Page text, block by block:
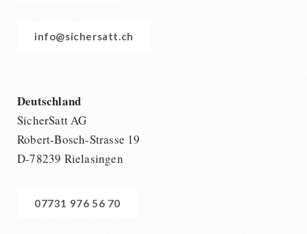
info@sichersatt.ch
Deutschland
SicherSatt AG
Robert-Bosch-Strasse 19
D-78239 Rielasingen
07731 976 56 70